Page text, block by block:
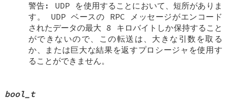
警告: UDP を使用することにおいて、短所がありま
す。 UDP ベースの RPC メッセージがエンコード
されたデータの最大 8 キロバイトしか保持すること
ができないので、この転送は、大きな引数を取る
か、または巨大な結果を返すプロシージャを使用す
ることができません。
bool_t